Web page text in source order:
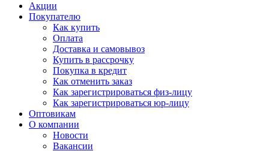
Акции
Покупателю
Как купить
Оплата
Доставка и самовывоз
Купить в рассрочку
Покупка в кредит
Как отменить заказ
Как зарегистрироваться физ-лицу
Как зарегистрироваться юр-лицу
Оптовикам
О компании
Новости
Вакансии